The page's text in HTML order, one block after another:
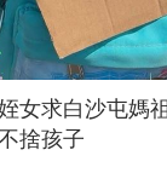
女求白沙屯媽
捨孩子